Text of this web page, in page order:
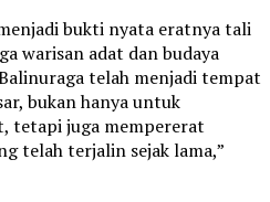
bukti nyata eratnya tali
warisan adat dan budaya
telah menjadi tempat
bukan hanya untuk
tetapi juga mempererat
telah terjalin sejak lama,”